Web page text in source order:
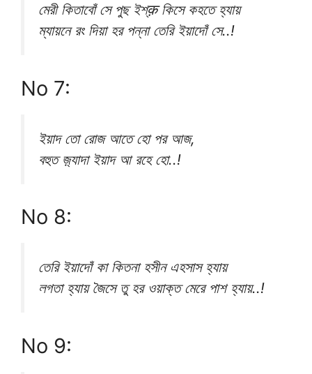
মেরী কিতাবোঁ সে পুছ ইশ্क़ কিসে কহতে হ্যায়
ম্যায়নে রং দিয়া হর পন্না তেরি ইয়াদোঁ সে..!
No 7:
ইয়াদ তো রোজ আতে হো পর আজ,
বহুত জ়্যাদা ইয়াদ আ রহে হো..!
No 8:
তেরি ইয়াদোঁ কা কিতনা হসীন এহসাস হ্যায়
লগতা হ্যায় জৈসে তু হর ওয়াক্ত মেরে পাশ হ্যায়..!
No 9: